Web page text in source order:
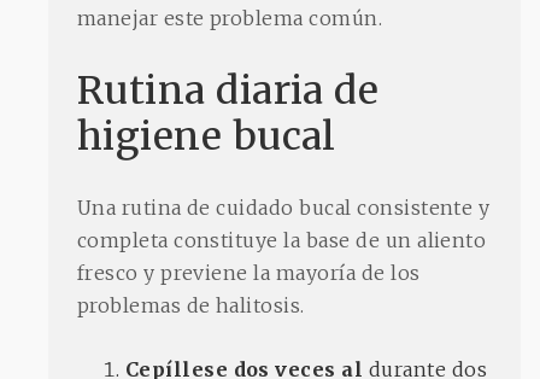
manejar este problema común.
Rutina diaria de
higiene bucal
Una rutina de cuidado bucal consistente y
completa constituye la base de un aliento
fresco y previene la mayoría de los
problemas de halitosis.
Cepíllese dos veces al durante dos